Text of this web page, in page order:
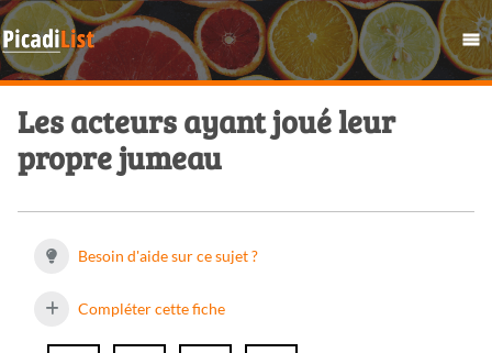
Les acteurs ayant joué leur
propre jumeau
Besoin d'aide sur ce sujet ?
Compléter cette fiche